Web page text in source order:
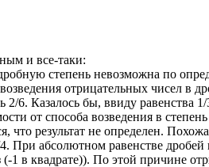
и все-таки:
степень невозможна по
отрицательных чисел в
2/6. Казалось бы, ввиду равенства
от способа возведения в
что результат не определен.
При абсолютном равенстве
1 в квадрате)). По этой причине